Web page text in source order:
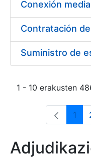
1 - 10 erakusten
1